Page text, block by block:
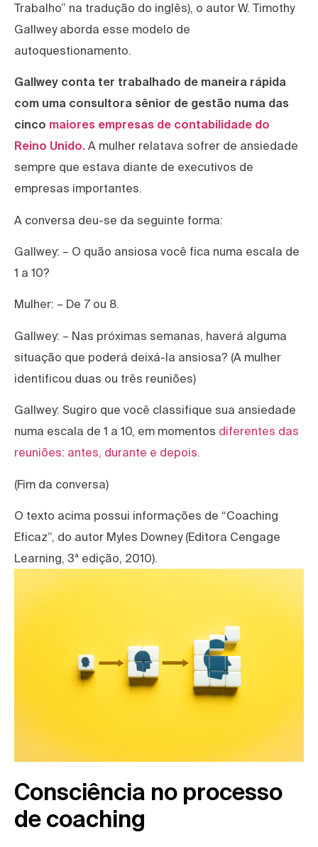
Trabalho” na tradução do inglês), o autor W. Timothy
Gallwey aborda esse modelo de
autoquestionamento.
Gallwey conta ter trabalhado de maneira rápida
com uma consultora sênior de gestão numa das
cinco maiores empresas de contabilidade do
Reino Unido. A mulher relatava sofrer de ansiedade
sempre que estava diante de executivos de
empresas importantes.
A conversa deu-se da seguinte forma:
Gallwey: – O quão ansiosa você fica numa escala de
1 a 10?
Mulher: – De 7 ou 8.
Gallwey: – Nas próximas semanas, haverá alguma
situação que poderá deixá-la ansiosa? (A mulher
identificou duas ou três reuniões)
Gallwey: Sugiro que você classifique sua ansiedade
numa escala de 1 a 10, em momentos diferentes das
reuniões: antes, durante e depois.
(Fim da conversa)
O texto acima possui informações de “Coaching
Eficaz”, do autor Myles Downey (Editora Cengage
Learning, 3ª edição, 2010).
Consciência no processo
de coaching